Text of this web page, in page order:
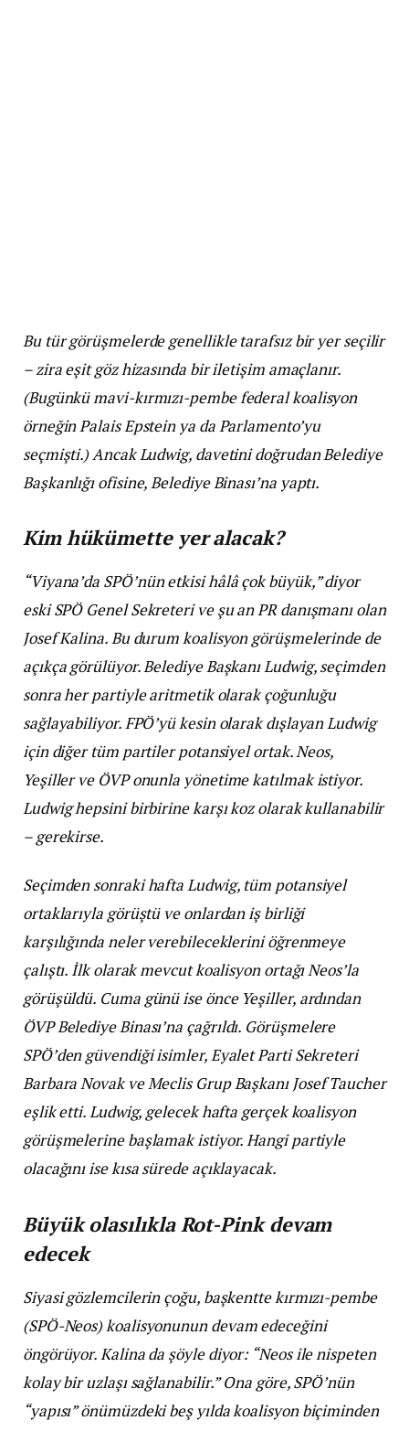
Bu tür görüşmelerde genellikle tarafsız bir yer seçilir
– zira eşit göz hizasında bir iletişim amaçlanır.
(Bugünkü mavi-kırmızı-pembe federal koalisyon
örneğin Palais Epstein ya da Parlamento’yu
seçmişti.) Ancak Ludwig, davetini doğrudan Belediye
Başkanlığı ofisine, Belediye Binası’na yaptı.
Kim hükümette yer alacak?
“Viyana’da SPÖ’nün etkisi hâlâ çok büyük,” diyor
eski SPÖ Genel Sekreteri ve şu an PR danışmanı olan
Josef Kalina. Bu durum koalisyon görüşmelerinde de
açıkça görülüyor. Belediye Başkanı Ludwig, seçimden
sonra her partiyle aritmetik olarak çoğunluğu
sağlayabiliyor. FPÖ’yü kesin olarak dışlayan Ludwig
için diğer tüm partiler potansiyel ortak. Neos,
Yeşiller ve ÖVP onunla yönetime katılmak istiyor.
Ludwig hepsini birbirine karşı koz olarak kullanabilir
– gerekirse.
Seçimden sonraki hafta Ludwig, tüm potansiyel
ortaklarıyla görüştü ve onlardan iş birliği
karşılığında neler verebileceklerini öğrenmeye
çalıştı. İlk olarak mevcut koalisyon ortağı Neos’la
görüşüldü. Cuma günü ise önce Yeşiller, ardından
ÖVP Belediye Binası’na çağrıldı. Görüşmelere
SPÖ’den güvendiği isimler, Eyalet Parti Sekreteri
Barbara Novak ve Meclis Grup Başkanı Josef Taucher
eşlik etti. Ludwig, gelecek hafta gerçek koalisyon
görüşmelerine başlamak istiyor. Hangi partiyle
olacağını ise kısa sürede açıklayacak.
Büyük olasılıkla Rot-Pink devam
edecek
Siyasi gözlemcilerin çoğu, başkentte kırmızı-pembe
(SPÖ-Neos) koalisyonunun devam edeceğini
öngörüyor. Kalina da şöyle diyor: “Neos ile nispeten
kolay bir uzlaşı sağlanabilir.” Ona göre, SPÖ’nün
“yapısı” önümüzdeki beş yılda koalisyon biçiminden